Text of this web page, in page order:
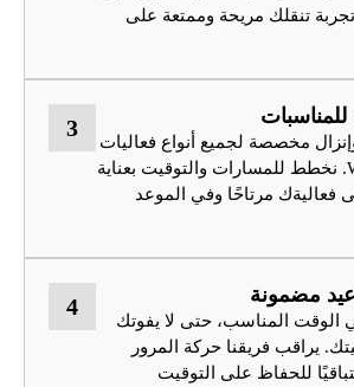
تنقلك مريحة وممتعة على
مخصصة لجميع أنواع فعاليات
Wembley Stadium. نخطط للمسارات والتوقيت بعناية
مرتاحًا وفي الموعد
3
مضمونة
الوقت المناسب، حتى لا يفوتك
يراقب فريقنا حركة المرور
للحفاظ على التوقيت
4